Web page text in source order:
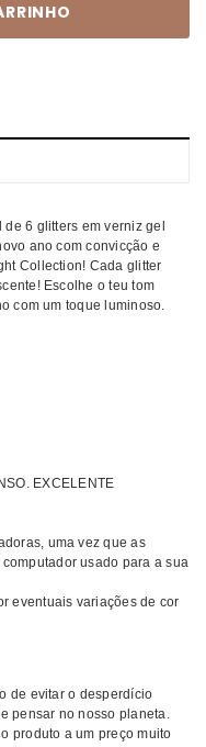
6 glitters em verniz gel
ano com convicção e
Collection! Cada glitter
Escolhe o teu tom
com um toque luminoso.
EXCELENTE
uma vez que as
usado para a sua
eventuais variações de cor
de evitar o desperdício
pensar no nosso planeta.
produto a um preço muito